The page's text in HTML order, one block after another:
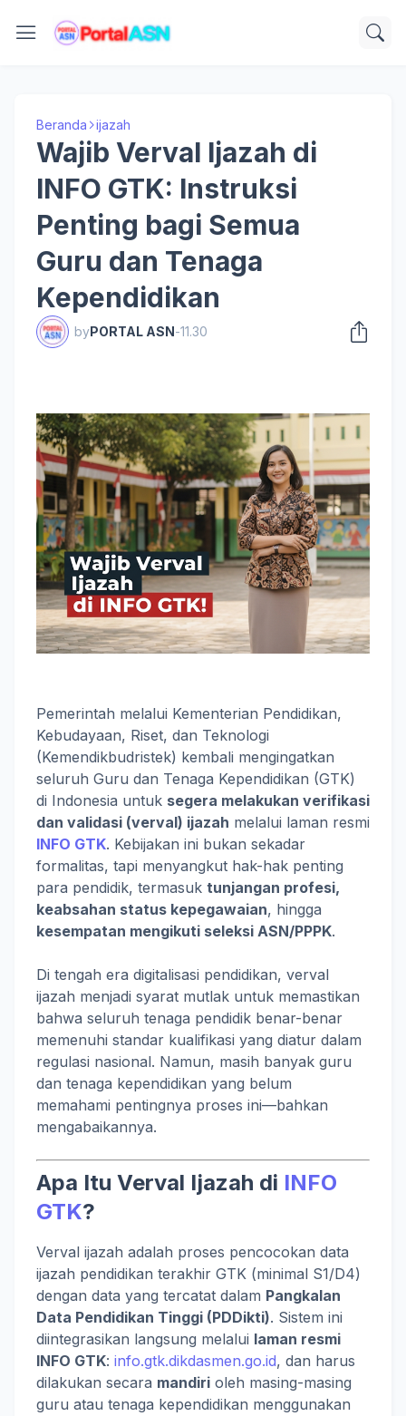
Beranda ijazah
Wajib Verval Ijazah di
INFO GTK: Instruksi
Penting bagi Semua
Guru dan Tenaga
Kependidikan
byPORTAL ASN-11.30
Pemerintah melalui Kementerian Pendidikan,
Kebudayaan, Riset, dan Teknologi
(Kemendikbudristek) kembali mengingatkan
seluruh Guru dan Tenaga Kependidikan (GTK)
di Indonesia untuk segera melakukan verifikasi
dan validasi (verval) ijazah melalui laman resmi
INFO GTK. Kebijakan ini bukan sekadar
formalitas, tapi menyangkut hak-hak penting
para pendidik, termasuk tunjangan profesi,
keabsahan status kepegawaian, hingga
kesempatan mengikuti seleksi ASN/PPPK.
Di tengah era digitalisasi pendidikan, verval
ijazah menjadi syarat mutlak untuk memastikan
bahwa seluruh tenaga pendidik benar-benar
memenuhi standar kualifikasi yang diatur dalam
regulasi nasional. Namun, masih banyak guru
dan tenaga kependidikan yang belum
memahami pentingnya proses ini—bahkan
mengabaikannya.
Apa Itu Verval Ijazah di INFO
GTK?
Verval ijazah adalah proses pencocokan data
ijazah pendidikan terakhir GTK (minimal S1/D4)
dengan data yang tercatat dalam Pangkalan
Data Pendidikan Tinggi (PDDikti). Sistem ini
diintegrasikan langsung melalui laman resmi
INFO GTK: info.gtk.dikdasmen.go.id, dan harus
dilakukan secara mandiri oleh masing-masing
guru atau tenaga kependidikan menggunakan